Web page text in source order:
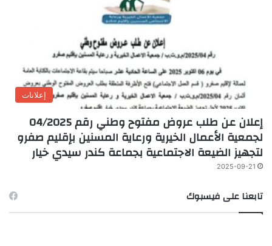
إعلانات
إعلان عن طلب عروض مفتوح وطني رقم 04/2025
لجمعية الأعمال الخيرية ورعاية المسنين بإقليم صفرو
لتجهيز الضيعة الاجتماعية بجماعة كندر سيدي خيار
2025-09-21
تابعنا على فيسبوك